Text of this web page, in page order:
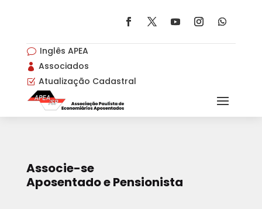
v Inglês APEA
 Associados
Z Atualização Cadastral
Associe-se
Aposentado e Pensionista